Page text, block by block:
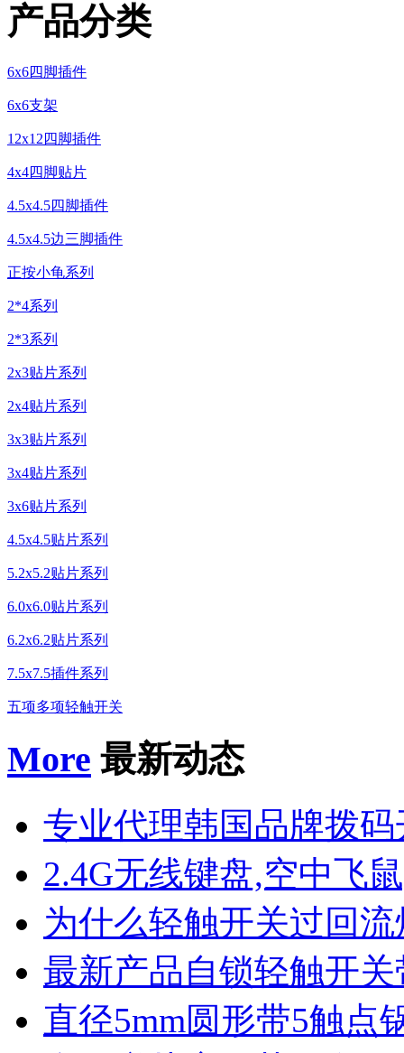
产品分类
6x6四脚插件
6x6支架
12x12四脚插件
4x4四脚贴片
4.5x4.5四脚插件
4.5x4.5边三脚插件
正按小龟系列
2*4系列
2*3系列
2x3贴片系列
2x4贴片系列
3x3贴片系列
3x4贴片系列
3x6贴片系列
4.5x4.5贴片系列
5.2x5.2贴片系列
6.0x6.0贴片系列
6.2x6.2贴片系列
7.5x7.5插件系列
五项多项轻触开关
More 最新动态
专业代理韩国品牌拨
2.4G无线键盘,空中飞
为什么轻触开关过回流
最新产品自锁轻触开
直径5mm圆形带5触点